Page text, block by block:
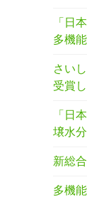
「日
多機
さい
受賞
「日
壌水
新総
多機